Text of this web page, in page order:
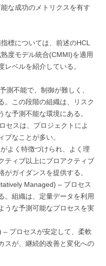
な成功のメトリクスを有す
標については、前述のHCL
度モデル統合(CMMI)を適用
レベルを紹介している。
測不能で、制御が難しく、
。この段階の組織は、リスク
予測不能な環境にある。
セスは、プロジェクトによ
ブなことが多い。
よく特徴づけられ、よく理
ティブ以上にプロアクティブ
がガイダンスを提供する。
Managed) – プロセス
。組織は、定量データを利用
うな予測可能なプロセスを実
プロセスが安定して、柔軟
スが、継続的改善と変化への